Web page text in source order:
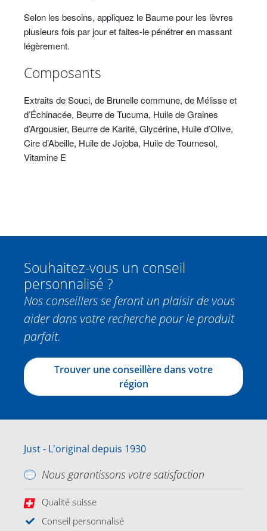
Selon les besoins, appliquez le Baume pour les lèvres
plusieurs fois par jour et faites-le pénétrer en massant
légèrement.
Composants
Extraits de Souci, de Brunelle commune, de Mélisse et
d’Échinacée, Beurre de Tucuma, Huile de Graines
d’Argousier, Beurre de Karité, Glycérine, Huile d’Olive,
Cire d’Abeille, Huile de Jojoba, Huile de Tournesol,
Vitamine E
Souhaitez-vous un conseil
personnalisé ?
Nos conseillers se feront un plaisir de vous
aider dans votre recherche pour le produit
parfait.
Trouver une conseillère dans votre
région
Just - L'original depuis 1930
Nous garantissons votre satisfaction
Qualité suisse
Conseil personnalisé